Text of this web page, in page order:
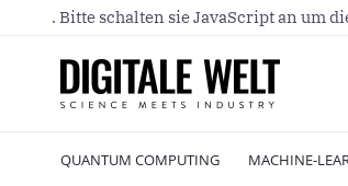
. Bitte schalten sie JavaScript an um
QUANTUM COMPUTING MACHINE-